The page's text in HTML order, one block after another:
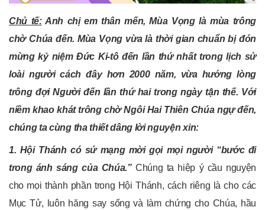
Chủ tế:Anh chị em thân mến, Mùa Vọng là mùa trông
chờ Chúa đến. Mùa Vọng vừa là thời gian chuẩn bị đón
mừng kỷ niệm Đức Ki-tô đến lần thứ nhất trong lịch sử
loài người cách đây hơn 2000 năm, vừa hướng lòng
trông đợi Người đến lần thứ hai trong ngày tận thế. Với
niềm khao khát trông chờ Ngôi Hai Thiên Chúa ngự đến,
chúng ta cùng tha thiết dâng lời nguyện xin:
1. Hội Thánh có sứ mạng mời gọi mọi người “bước đi
trong ánh sáng của Chúa.”Chúng ta hiệp ý cầu nguyện
cho mọi thành phần trong Hội Thánh, cách riêng là cho các
Mục Tử, luôn hăng say sống và làm chứng cho Chúa, hầu